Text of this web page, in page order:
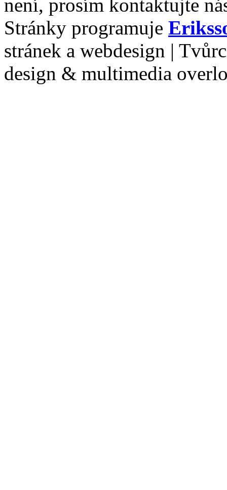
není, prosím kontaktujte
Stránky programuje
stránek a webdesign |
design & multimedia